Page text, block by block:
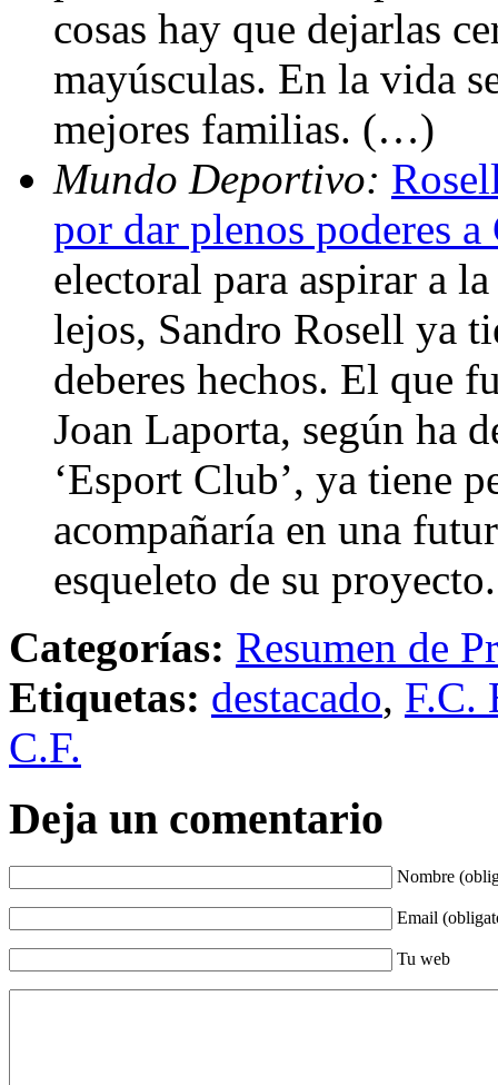
cosas hay que dejarlas
mayúsculas. En la vida
mejores familias. (…)
Mundo Deportivo:
por dar plenos poderes
electoral para aspirar a
lejos, Sandro Rosell ya
deberes hechos. El que
Joan Laporta, según ha
‘Esport Club’, ya tiene
acompañaría en una
esqueleto de su
Categorías: Resumen de
Etiquetas: destacado, F.C.
C.F.
Deja un comentario
Nombre
Email
Tu web